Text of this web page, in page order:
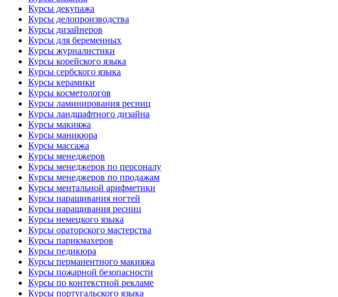
Курсы декупажа
Курсы делопроизводства
Курсы дизайнеров
Курсы для беременных
Курсы журналистики
Курсы корейского языка
Курсы сербского языка
Курсы керамики
Курсы косметологов
Курсы ламинирования ресниц
Курсы ландшафтного дизайна
Курсы макияжа
Курсы маникюра
Курсы массажа
Курсы менеджеров
Курсы менеджеров по персоналу
Курсы менеджеров по продажам
Курсы ментальной арифметики
Курсы наращивания ногтей
Курсы наращивания ресниц
Курсы немецкого языка
Курсы ораторского мастерства
Курсы парикмахеров
Курсы педикюра
Курсы перманентного макияжа
Курсы пожарной безопасности
Курсы по контекстной рекламе
Курсы португальского языка